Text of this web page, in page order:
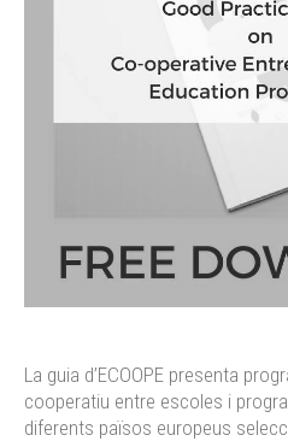
La guia d’ECOOPE presenta
cooperatiu entre escoles i
diferents països europeus